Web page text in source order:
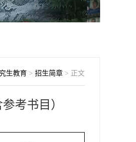
生教育 > 招生简章 > 正文
考书目）